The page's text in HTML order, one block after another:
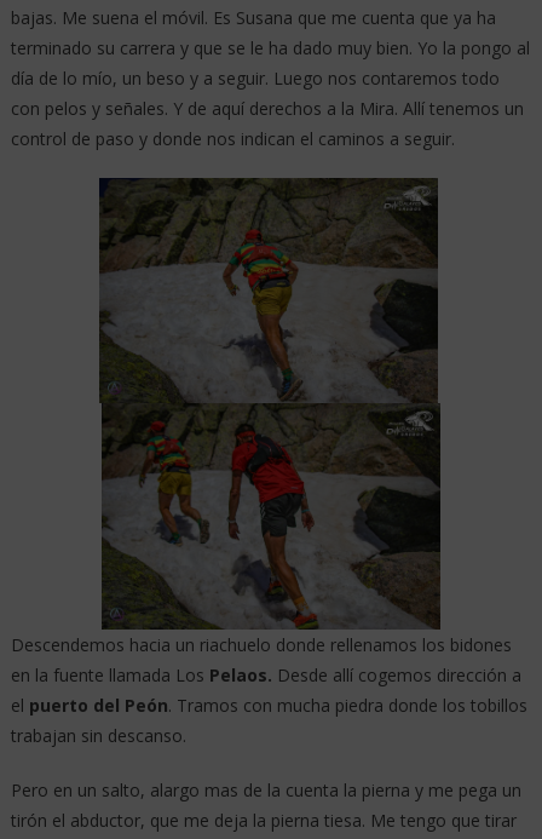
bajas. Me suena el móvil. Es Susana que me cuenta que ya ha
terminado su carrera y que se le ha dado muy bien. Yo la pongo al
día de lo mío, un beso y a seguir. Luego nos contaremos todo
con pelos y señales. Y de aquí derechos a la Mira. Allí tenemos un
control de paso y donde nos indican el caminos a seguir.
Descendemos hacia un riachuelo donde rellenamos los bidones
en la fuente llamada Los Pelaos. Desde allí cogemos dirección a
el puerto del Peón. Tramos con mucha piedra donde los tobillos
trabajan sin descanso.
Pero en un salto, alargo mas de la cuenta la pierna y me pega un
tirón el abductor, que me deja la pierna tiesa. Me tengo que tirar